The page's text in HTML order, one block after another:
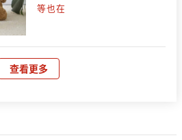
等也在
查看更多